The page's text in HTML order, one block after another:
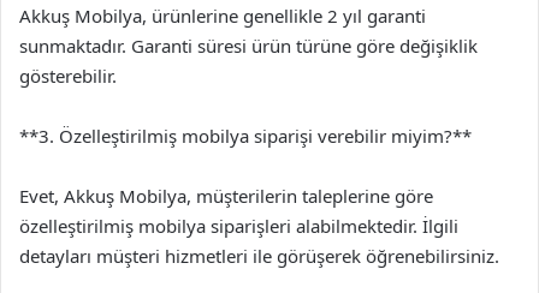
Akkuş Mobilya, ürünlerine genellikle 2 yıl garanti
sunmaktadır. Garanti süresi ürün türüne göre değişiklik
gösterebilir.
**3. Özelleştirilmiş mobilya siparişi verebilir miyim?**
Evet, Akkuş Mobilya, müşterilerin taleplerine göre
özelleştirilmiş mobilya siparişleri alabilmektedir. İlgili
detayları müşteri hizmetleri ile görüşerek öğrenebilirsiniz.